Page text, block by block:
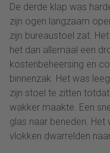
De derde klap was
zijn ogen langzaam
zijn bureaustoel zat.
het dan allemaal een
kostenbeheersing en
binnenzak. Het was
zijn stoel te zitten
wakker maakte. Een
glas naar beneden.
vlokken dwarrelden